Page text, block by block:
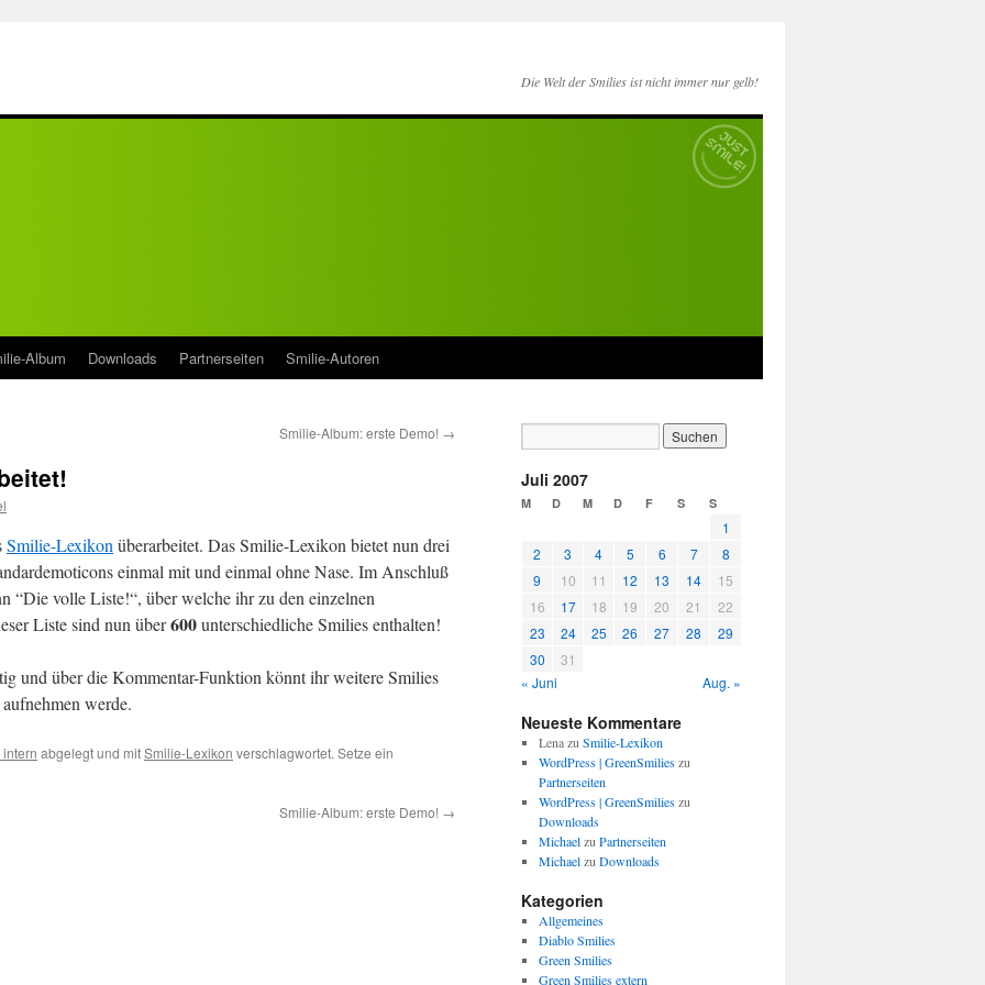
Die Welt der Smilies ist nicht immer nur gelb!
Album Downloads Partnerseiten Smilie-Autoren
Smilie-Album: erste Demo! →
Smilie-Lexikon überarbeitet. Das Smilie-Lexikon bietet nun drei
einmal mit und einmal ohne Nase. Im Anschluß
“Die volle Liste!“, über welche ihr zu den einzelnen
Liste sind nun über600unterschiedliche Smilies enthalten!
und über die Kommentar-Funktion könnt ihr weitere Smilies
werde.
abgelegt und mitSmilie-Lexikon verschlagwortet. Setze ein
Smilie-Album: erste Demo! →
Juli 2007
M D M D F S S
1
2
3 4 5 6 7
8
9
10 11 12 13 14
15
16
17 18 19 20 21
22
23
24 25 26 27 28
29
30
31
« Juni
Aug. »
Neueste Kommentare
Lenazu Smilie-Lexikon
WordPress | GreenSmilieszu
Partnerseiten
WordPress | GreenSmilieszu
Downloads
Michaelzu Partnerseiten
Michaelzu Downloads
Kategorien
Allgemeines
Diablo Smilies
Green Smilies
Green Smilies extern